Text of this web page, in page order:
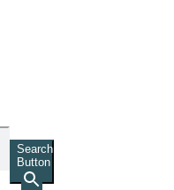
Search
Button